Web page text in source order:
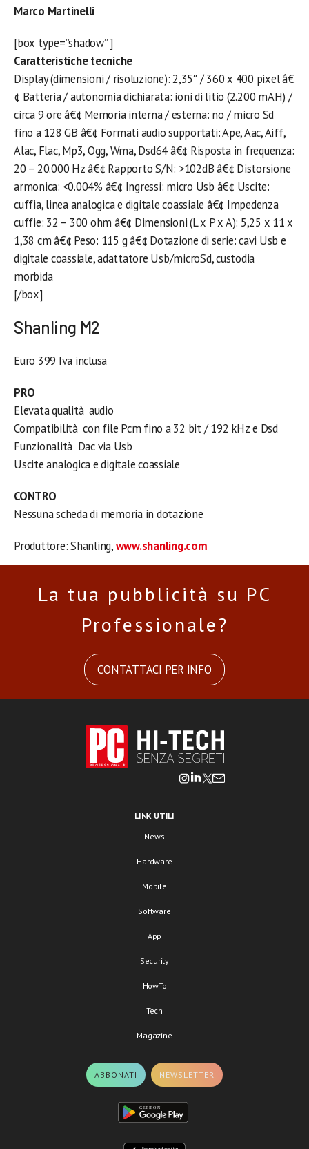
Marco Martinelli
[box type=”shadow” ]
Caratteristiche tecniche
Display (dimensioni / risoluzione): 2,35″ / 360 x 400 pixel â€
¢ Batteria / autonomia dichiarata: ioni di litio (2.200 mAH) /
circa 9 ore â€¢ Memoria interna / esterna: no / micro Sd
fino a 128 GB â€¢ Formati audio supportati: Ape, Aac, Aiff,
Alac, Flac, Mp3, Ogg, Wma, Dsd64 â€¢ Risposta in frequenza:
20 – 20.000 Hz â€¢ Rapporto S/N: >102dB â€¢ Distorsione
armonica: <0.004% â€¢ Ingressi: micro Usb â€¢ Uscite:
cuffia, linea analogica e digitale coassiale â€¢ Impedenza
cuffie: 32 – 300 ohm â€¢ Dimensioni (L x P x A): 5,25 x 11 x
1,38 cm â€¢ Peso: 115 g â€¢ Dotazione di serie: cavi Usb e
digitale coassiale, adattatore Usb/microSd, custodia
morbida
[/box]
Shanling M2
Euro 399 Iva inclusa
PRO
Elevata qualità audio
Compatibilità con file Pcm fino a 32 bit / 192 kHz e Dsd
Funzionalità Dac via Usb
Uscite analogica e digitale coassiale
CONTRO
Nessuna scheda di memoria in dotazione
Produttore: Shanling,www.shanling.com
La tua pubblicità su PC
Professionale?
CONTATTACI PER INFO
LINK UTILI
News
Hardware
Mobile
Software
App
Security
HowTo
Tech
Magazine
ABBONATI NEWSLETTER